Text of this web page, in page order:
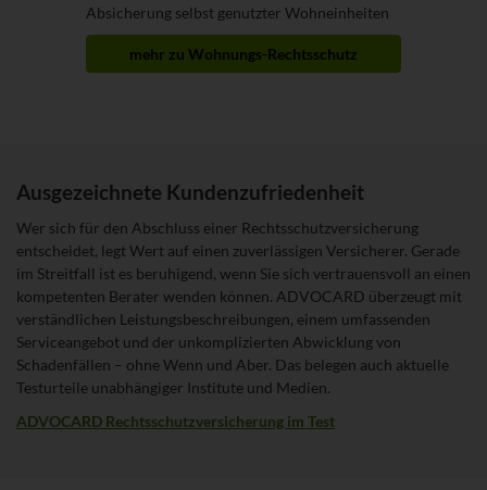
Absicherung selbst genutzter Wohneinheiten
mehr zu Wohnungs-Rechtsschutz
Ausgezeichnete Kundenzufriedenheit
Wer sich für den Abschluss einer Rechtsschutzversicherung
entscheidet, legt Wert auf einen zuverlässigen Versicherer. Gerade
im Streitfall ist es beruhigend, wenn Sie sich vertrauensvoll an einen
kompetenten Berater wenden können. ADVOCARD überzeugt mit
verständlichen Leistungsbeschreibungen, einem umfassenden
Serviceangebot und der unkomplizierten Abwicklung von
Schadenfällen – ohne Wenn und Aber. Das belegen auch aktuelle
Testurteile unabhängiger Institute und Medien.
ADVOCARD Rechtsschutzversicherung im Test